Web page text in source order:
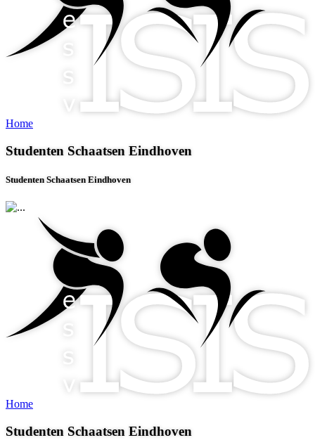
Home
Studenten Schaatsen Eindhoven
Studenten Schaatsen Eindhoven
Home
Studenten Schaatsen Eindhoven